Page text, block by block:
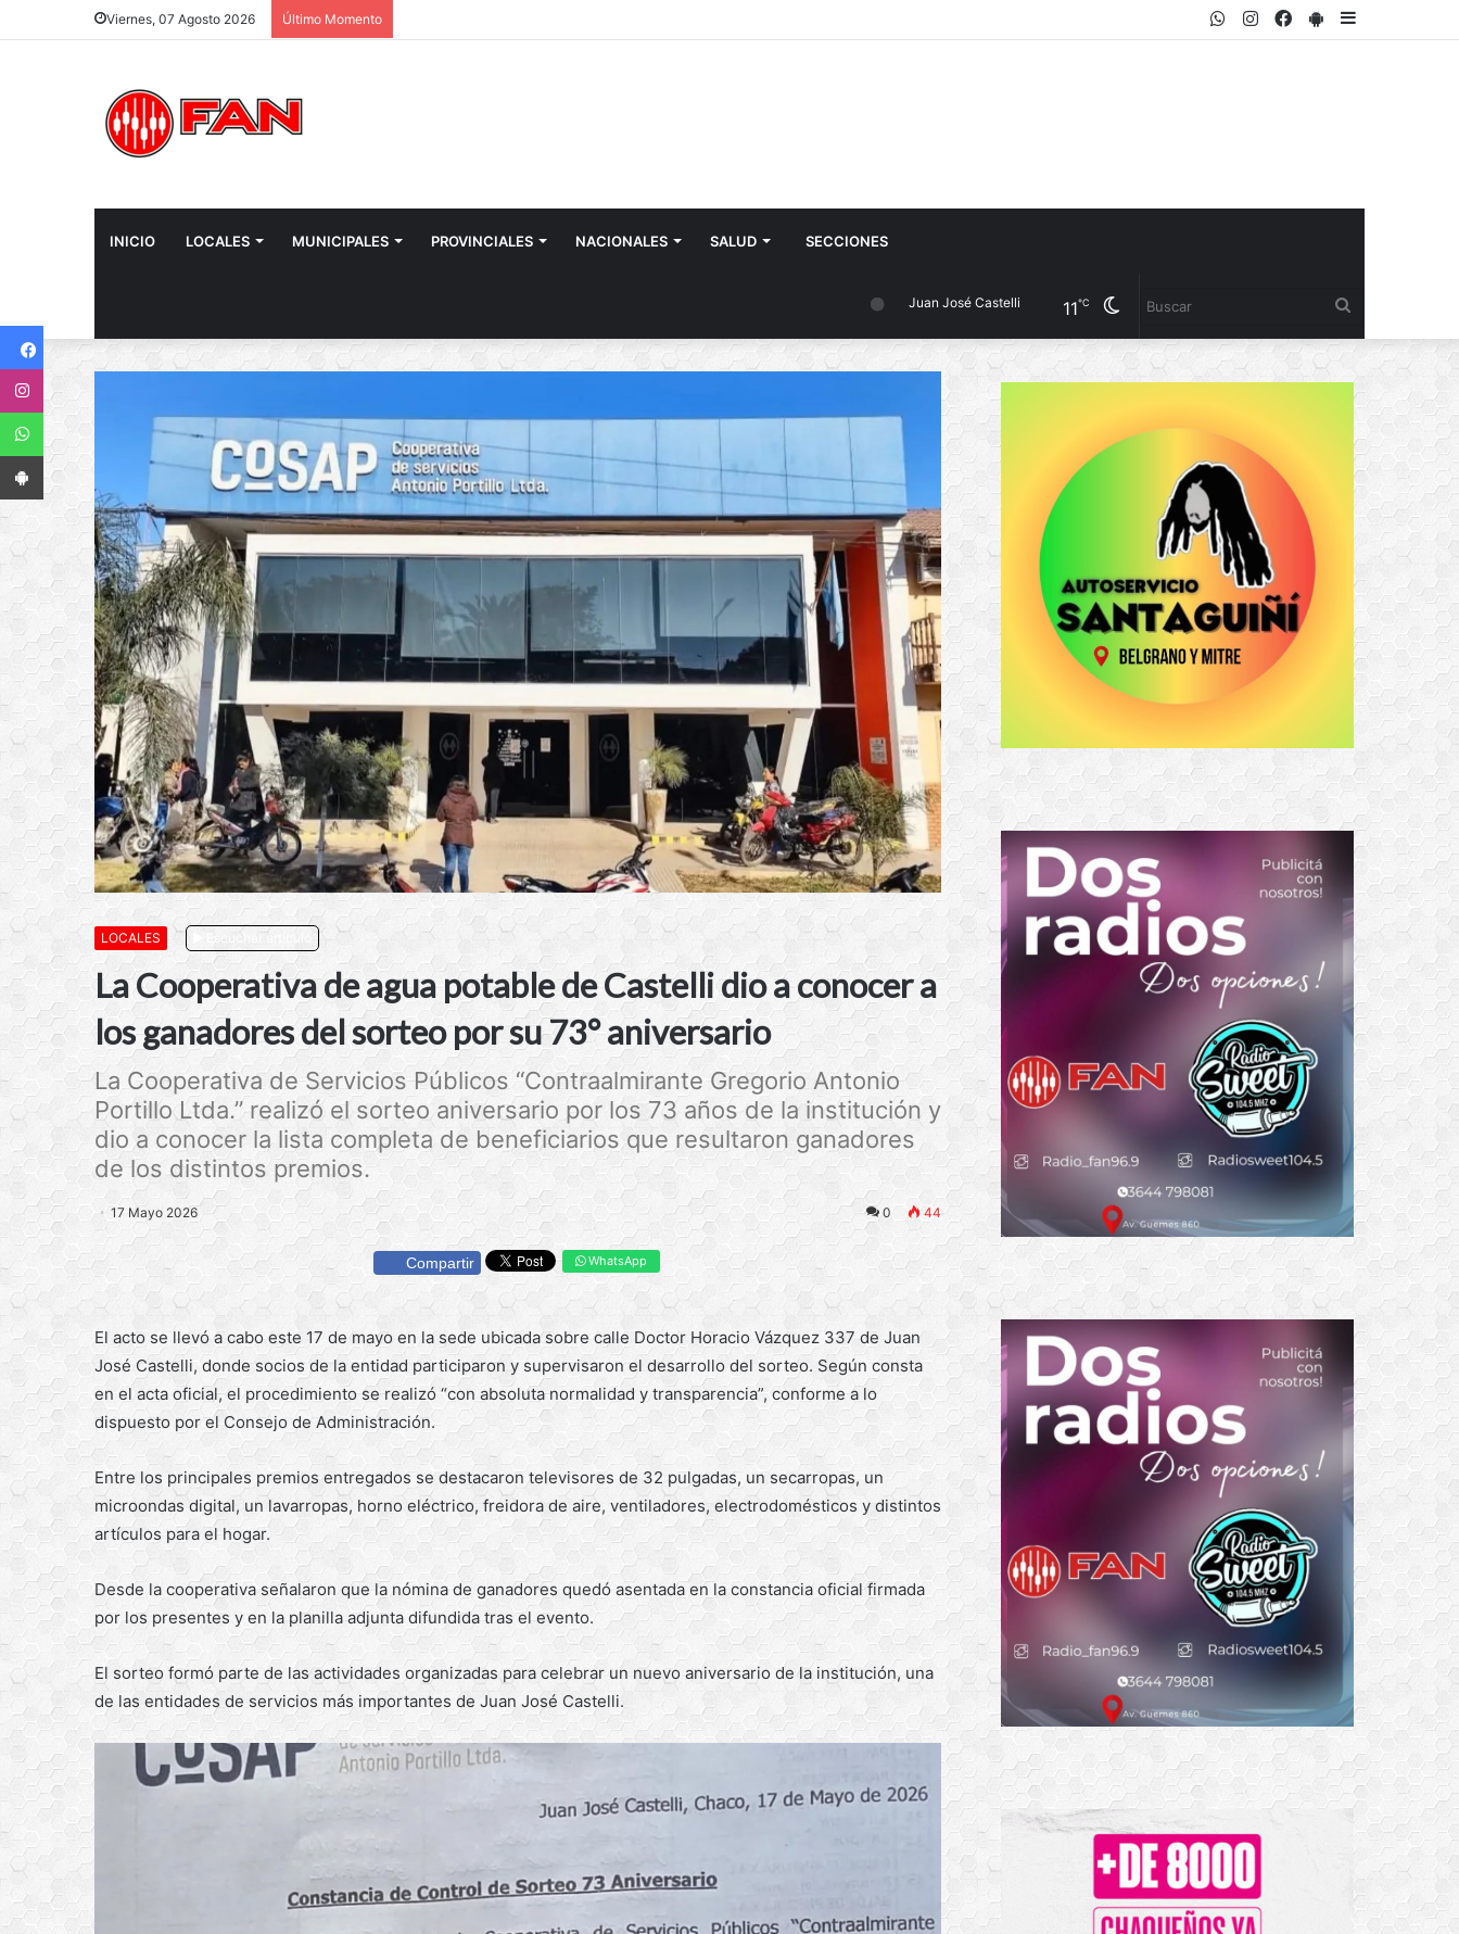
Viernes, 07 Agosto 2026 Último Momento PlayStore
Facebook
Instagram
WhatsApp
INICIO LOCALES MUNICIPALES PROVINCIALES NACIONALES SALUD SECCIONES
Cambiar
modo
Juan José Castelli 11℃
LOCALES Escuchar artículo
La Cooperativa de agua potable de Castelli dio a conocer a
los ganadores del sorteo por su 73° aniversario
La Cooperativa de Servicios Públicos “Contraalmirante Gregorio Antonio
Portillo Ltda.” realizó el sorteo aniversario por los 73 años de la institución y
dio a conocer la lista completa de beneficiarios que resultaron ganadores
de los distintos premios.
17 Mayo 2026 0 44
Compartir WhatsApp
El acto se llevó a cabo este 17 de mayo en la sede ubicada sobre calle Doctor Horacio Vázquez 337 de Juan
José Castelli, donde socios de la entidad participaron y supervisaron el desarrollo del sorteo. Según consta
en el acta oficial, el procedimiento se realizó “con absoluta normalidad y transparencia”, conforme a lo
dispuesto por el Consejo de Administración.
Entre los principales premios entregados se destacaron televisores de 32 pulgadas, un secarropas, un
microondas digital, un lavarropas, horno eléctrico, freidora de aire, ventiladores, electrodomésticos y distintos
artículos para el hogar.
Desde la cooperativa señalaron que la nómina de ganadores quedó asentada en la constancia oficial firmada
por los presentes y en la planilla adjunta difundida tras el evento.
El sorteo formó parte de las actividades organizadas para celebrar un nuevo aniversario de la institución, una
de las entidades de servicios más importantes de Juan José Castelli.
Instagram
App Android